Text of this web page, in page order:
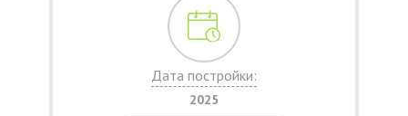
Дата постройки:
2025